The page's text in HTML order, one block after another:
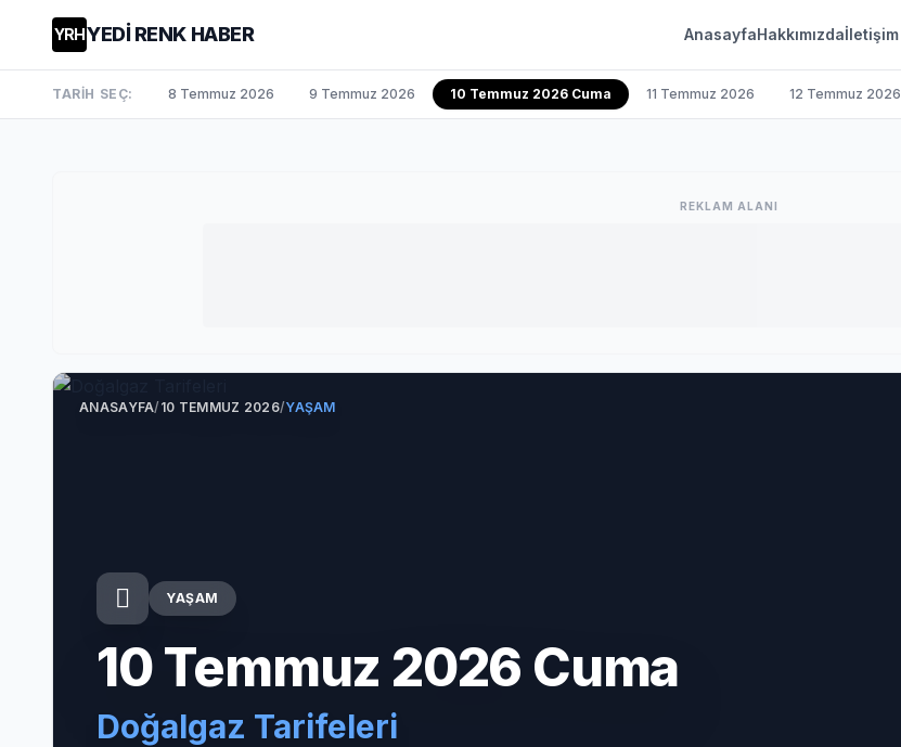
YRHYEDİ RENK HABER AnasayfaHakkımızdaİletişim
TARİH SEÇ: 8 Temmuz 2026 9 Temmuz 2026 10 Temmuz 2026 Cuma 11 Temmuz 2026 12 Temmuz 2026
REKLAM ALANI
ANASAYFA/10 TEMMUZ 2026/YAŞAM
YAŞAM
10 Temmuz 2026 Cuma
Doğalgaz Tarifeleri